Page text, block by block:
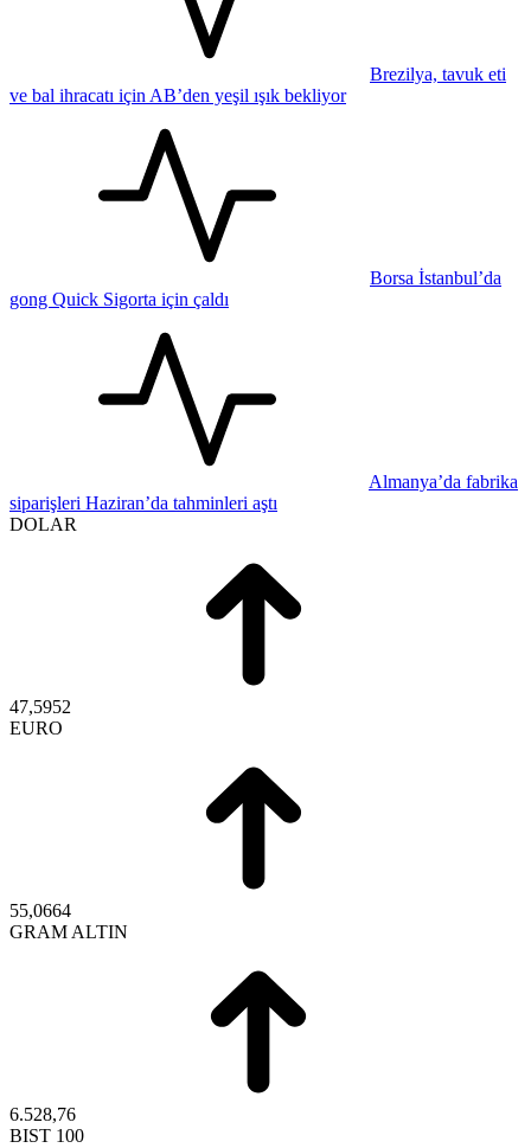
Brezilya, tavuk eti
ve bal ihracatı için AB’den yeşil ışık bekliyor
Borsa İstanbul’da
gong Quick Sigorta için çaldı
Almanya’da fabrika
siparişleri Haziran’da tahminleri aştı
DOLAR
47,5952
EURO
55,0664
GRAM ALTIN
6.528,76
BIST 100